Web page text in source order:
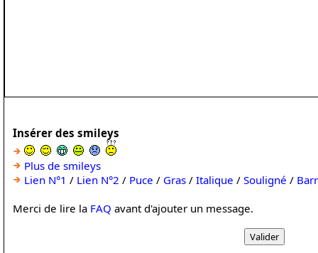
Insérer des smileys
Plus de smileys
Lien N°1 / Lien N°2 / Puce / Gras / Italique / Souligné /
Merci de lire la FAQ avant d'ajouter un message.